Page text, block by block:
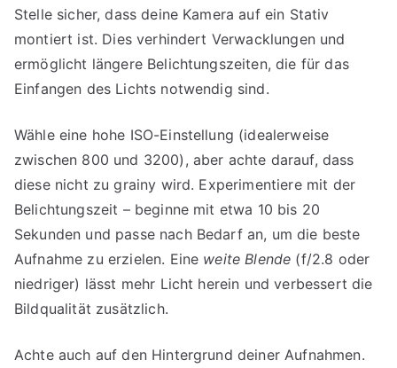
Stelle sicher, dass deine Kamera auf ein Stativ
montiert ist. Dies verhindert Verwacklungen und
ermöglicht längere Belichtungszeiten, die für das
Einfangen des Lichts notwendig sind.
Wähle eine hohe ISO-Einstellung (idealerweise
zwischen 800 und 3200), aber achte darauf, dass
diese nicht zu grainy wird. Experimentiere mit der
Belichtungszeit – beginne mit etwa 10 bis 20
Sekunden und passe nach Bedarf an, um die beste
Aufnahme zu erzielen. Eine weite Blende (f/2.8 oder
niedriger) lässt mehr Licht herein und verbessert die
Bildqualität zusätzlich.
Achte auch auf den Hintergrund deiner Aufnahmen.